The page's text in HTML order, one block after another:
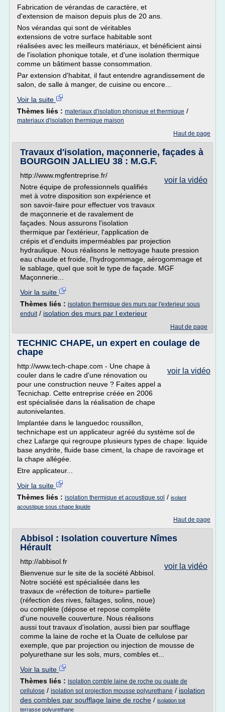
Fabrication de vérandas de caractère, et
d'extension de maison depuis plus de 20 ans.
Nos vérandas qui sont de véritables
extensions de votre surface habitable sont
réalisées avec les meilleurs matériaux, et bénéficient ainsi
de l'isolation phonique totale, et d'une isolation thermique
comme un bâtiment basse consommation.
Par extension d'habitat, il faut entendre agrandissement de
salon, de salle à manger, de cuisine ou encore...
Voir la suite
Thèmes liés : materiaux d'isolation phonique et thermique /
materiaux d'isolation thermique maison
Haut de page
Travaux d'isolation, maçonnerie, façades à
BOURGOIN JALLIEU 38 : M.G.F.
voir la vidéo
http://www.mgfentreprise.fr/
Notre équipe de professionnels qualifiés
met à votre disposition son expérience et
son savoir-faire pour effectuer vos travaux
de maçonnerie et de ravalement de
façades. Nous assurons l'isolation
thermique par l'extérieur, l'application de
crépis et d'enduits imperméables par projection
hydraulique. Nous réalisons le nettoyage haute pression
eau chaude et froide, l'hydrogommage, aèrogommage et
le sablage, quel que soit le type de façade. MGF
Maçonnerie...
Voir la suite
Thèmes liés : isolation thermique des murs par l'exterieur sous
enduit/ isolation des murs par l exterieur
Haut de page
TECHNIC CHAPE, un expert en coulage de
chape
voir la vidéo
http://www.tech-chape.com - Une chape à
couler dans le cadre d'une rénovation ou
pour une construction neuve ? Faites appel a
Tecnichap. Cette entreprise créée en 2006
est spécialisée dans la réalisation de chape
autonivelantes.
Implantée dans le languedoc roussillon,
technichape est un applicateur agréé du système sol de
chez Lafarge qui regroupe plusieurs types de chape: liquide
base anydrite, fluide base ciment, la chape de ravoirage et
la chape allégée.
Etre applicateur...
Voir la suite
Thèmes liés : isolation thermique et acoustique sol / isolant
acoustique sous chape liquide
Haut de page
Abbisol : Isolation couverture Nîmes
Hérault
voir la vidéo
http://abbisol.fr
Bienvenue sur le site de la société Abbisol.
Notre société est spécialisée dans les
travaux de «réfection de toiture» partielle
(réfection des rives, faîtages, solins, noue)
ou complète (dépose et repose complète
d'une nouvelle couverture. Nous réalisons
aussi tout travaux d'isolation, aussi bien par soufflage
comme la laine de roche et la Ouate de cellulose par
exemple, que par projection ou injection de mousse de
polyurethane sur les sols, murs, combles et...
Voir la suite
Thèmes liés : isolation comble laine de roche ou ouate de
cellulose / isolation sol projection mousse polyurethane / isolation
des combles par soufflage laine de roche / isolation toit
terrasse polyurethane